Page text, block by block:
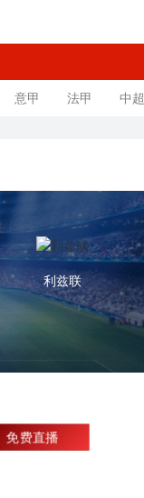
意甲 法甲 中超
利兹联
免费直播